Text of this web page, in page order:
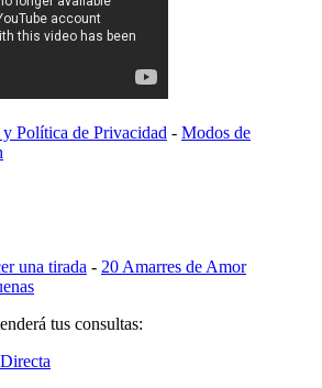
Política de Privacidad - Modos de
una tirada - 20 Amarres de Amor
tus consultas: